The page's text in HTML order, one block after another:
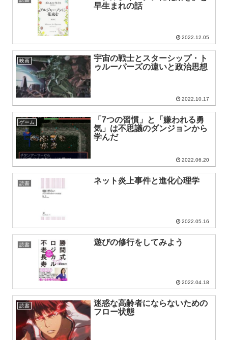
早生まれの話
2022.12.05
映画
宇宙の戦士とスターシップ・ト
ゥルーパーズの違いと政治思想
2022.10.17
ゲーム
「7つの習慣」と「嫌われる勇
気」は不思議のダンジョンから
学んだ
2022.06.20
読書 ネット炎上事件と進化心理学
2022.05.16
読書 遊びの修行をしてみよう
2022.04.18
読書
迷惑な高齢者にならないための
フロー状態